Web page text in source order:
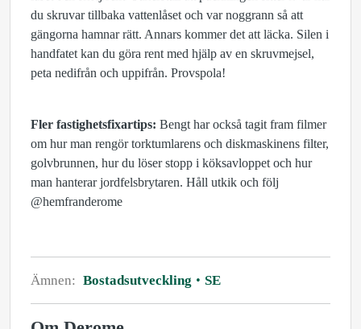
du skruvar tillbaka vattenlåset och var noggrann så att
gängorna hamnar rätt. Annars kommer det att läcka. Silen i
handfatet kan du göra rent med hjälp av en skruvmejsel,
peta nedifrån och uppifrån. Provspola!
Fler fastighetsfixartips: Bengt har också tagit fram filmer
om hur man rengör torktumlarens och diskmaskinens filter,
golvbrunnen, hur du löser stopp i köksavloppet och hur
man hanterar jordfelsbrytaren. Håll utkik och följ
@hemfranderome
Ämnen: Bostadsutveckling SE